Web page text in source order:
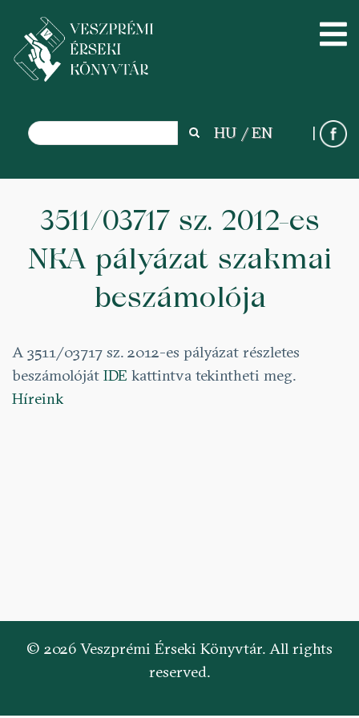
content
Search
Search HU EN
3511/03717 sz. 2012-es
NKA pályázat szakmai
beszámolója
A 3511/03717 sz. 2012-es pályázat részletes
beszámolóját IDE kattintva tekintheti meg.
Híreink
© 2026 Veszprémi Érseki Könyvtár. All rights
reserved.